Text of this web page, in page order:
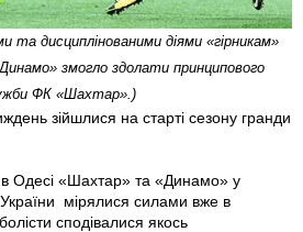
та дисциплінованими діями «гірникам»
змогло здолати принципового
ФК «Шахтар».)
зійшлися на старті сезону гранди
в Одесі «Шахтар» та «Динамо» у
України мірялися силами вже в
сподівалися якось